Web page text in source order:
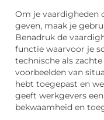
Om je vaardigheden
geven, maak je
Benadruk de
functie waarvoor je
technische als
voorbeelden van
hebt toegepast en
geeft werkgevers
bekwaamheid en